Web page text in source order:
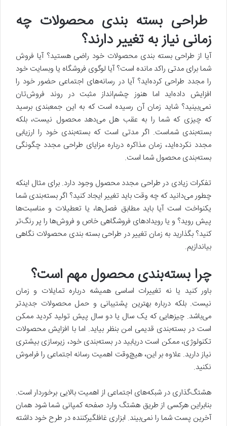
طراحی بسته بندی محصولات چه
زمانی نیاز به تغییر دارند؟
آیا از طراحی بسته بندی محصولات خود راضی هستید؟ آیا فروش
شما برای مدتی راکد مانده است؟ آیا لوگوی فروشگاه یا وبسایت خود
را مجدد طراحی کرده‌اید؟ آیا در رسانه‌های اجتماعی حضور خود را
افزایش داده‌اید اما هنوز چشم‌انداز مثبت در روند فروش‌تان
نمی‌بینید؟ شاید زمان آن رسیده است که به این جمع‎بندی برسید
که چیزی که شما را به عقب هل می‌دهد محصول نیست، بلکه
بسته‌بندی شماست. اگر مدتی است که بسته‌بندی خود را ارزیابی
مجدد نکرده‌اید، زمان مذاکره درباره مزایای طراحی مجدد چگونگی
بسته‌بندی محصول شما است.
تفکرات زیادی در طراحی مجدد محصول وجود دارد. برای مثال اینکه
چطور می‌دانید که چه وقت باید تغییر ایجاد کنید؟ اگر بسته‌بندی شما
یکنواخت است آیا باید مطابق فصل‌ها، یا تعطیلات و مناسبت‌ها
پیش روید؟ و یا رویدادهای فروشگاهی خاص و فروش‌ها را پر‌ رنگ‌تر
کنید؟ بگذارید به زمان تغییر در طراحی بسته بندی محصولات نگاهی
بیاندازیم.
چرا بسته‌بندی محصول مهم است؟
باور کنید یا نه تغییرات اساسی همیشه درباره تمایلات و زمان
نیست. بلکه درباره بهترین پشتیبانی و حمل محصولات جدیدتر
می‌باشد. چیزهایی که یک سال یا دو سال پیش تولید کردید ممکن
است در بسته‌بندی قدیمی امن بنظر بیاید. اما با افزایش محصولات
تکنولوژی، ممکن است دریابید در بسته‌بندی خود، زیرسازی بیشتری
نیاز دارید. علاوه بر این، هیچ‌وقت اهمیت رسانه اجتماعی را فراموش
نکنید.
هشتگ‌گذاری در شبکه‌های اجتماعی از اهمیت بالایی برخوردار است.
بنابراین هرکسی از طریق هشتگ وارد صفحه کمپانی شما شود همان
آخرین پست شما را نمی‌بیند. ابزاری غافلگیرکننده در طرح خود داشته